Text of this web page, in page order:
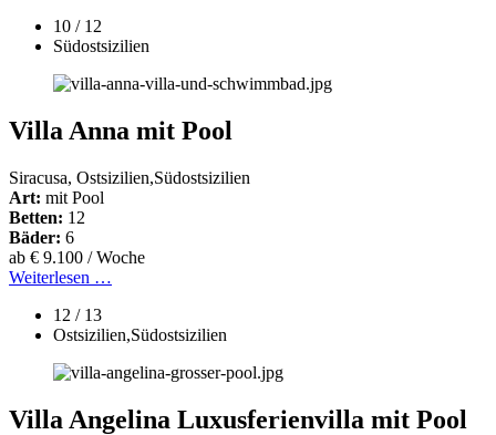
10 / 12
Südostsizilien
Villa Anna mit Pool
Siracusa, Ostsizilien,Südostsizilien
Art: mit Pool
Betten: 12
Bäder: 6
ab € 9.100 / Woche
Weiterlesen …
12 / 13
Ostsizilien,Südostsizilien
Villa Angelina Luxusferienvilla mit Pool